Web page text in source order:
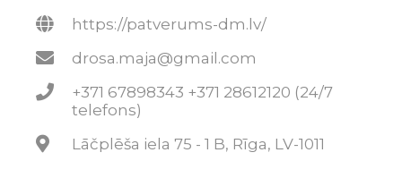
https://patverums-dm.lv/
drosa.maja@gmail.com
+371 67898343 +371 28612120 (24/7
telefons)
Lāčplēša iela 75 - 1 B, Rīga, LV-1011